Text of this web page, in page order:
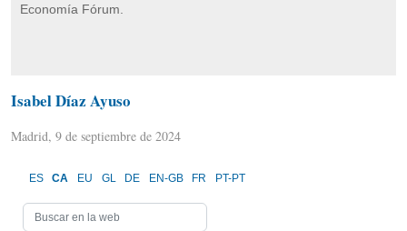
Economía Fórum.
Isabel Díaz Ayuso
Madrid, 9 de septiembre de 2024
ES CA EU GL DE EN-GB FR PT-PT